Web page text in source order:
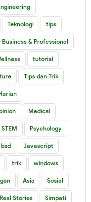
Teknologi tips
Business & Professional
tutorial
Tips dan Trik
Medical
STEM Psychology
Javascript
trik windows
Asia Sosial
Real Stories Simpati